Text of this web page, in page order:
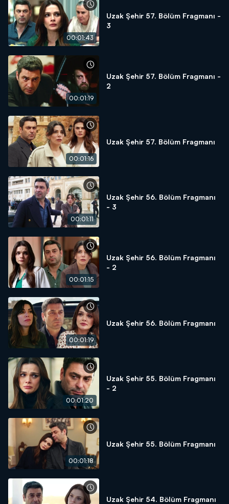
00:01:43
Uzak Şehir 57. Bölüm Fragmanı -
3
00:01:19
Uzak Şehir 57. Bölüm Fragmanı -
2
00:01:16
Uzak Şehir 57. Bölüm Fragmanı
00:01:11
Uzak Şehir 56. Bölüm Fragmanı
- 3
00:01:15
Uzak Şehir 56. Bölüm Fragmanı
- 2
00:01:19
Uzak Şehir 56. Bölüm Fragmanı
00:01:20
Uzak Şehir 55. Bölüm Fragmanı
- 2
00:01:18
Uzak Şehir 55. Bölüm Fragmanı
Uzak Şehir 54. Bölüm Fragmanı